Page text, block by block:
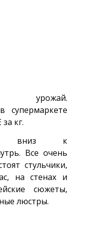
урожай.
супермаркете
кг.
вниз к
Все очень
стульчики,
на стенах и
сюжеты,
люстры.